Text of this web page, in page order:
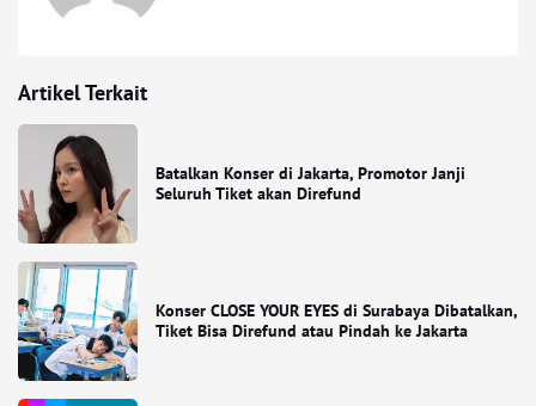
Artikel Terkait
Batalkan Konser di Jakarta, Promotor Janji
Seluruh Tiket akan Direfund
Konser CLOSE YOUR EYES di Surabaya Dibatalkan,
Tiket Bisa Direfund atau Pindah ke Jakarta